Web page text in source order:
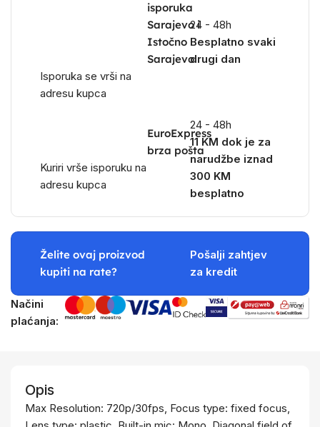
isporuka
Sarajevo i
Istočno
Sarajevo
Isporuka se vrši na
adresu kupca
24 - 48h
Besplatno svaki
drugi dan
EuroExpress
brza pošta
Kuriri vrše isporuku na
adresu kupca
24 - 48h
11 KM dok je za
narudžbe iznad
300 KM
besplatno
Želite ovaj proizvod
kupiti na rate?
Pošalji zahtjev
za kredit
Načini
plaćanja:
Opis
Max Resolution: 720p/30fps, Focus type: fixed focus,